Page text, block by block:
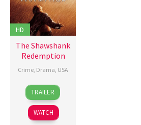
HD
The Shawshank
Redemption
Crime, Drama, USA
10
Sep
1994
Frank
Darabont
Jesse
V.
TRAILER
WATCH